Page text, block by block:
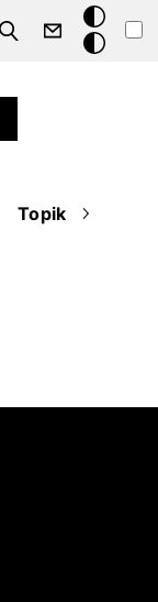
Search
Mode
gelap
Topik